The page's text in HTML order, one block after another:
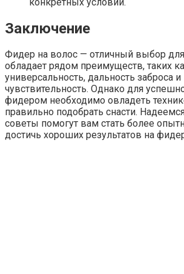
Заключение
Фидер на волос — отличный выбор
обладает рядом преимуществ, таких
универсальность, дальность заброса и
чувствительность. Однако для
фидером необходимо овладеть
правильно подобрать снасти.
советы помогут вам стать более
достичь хороших результатов на